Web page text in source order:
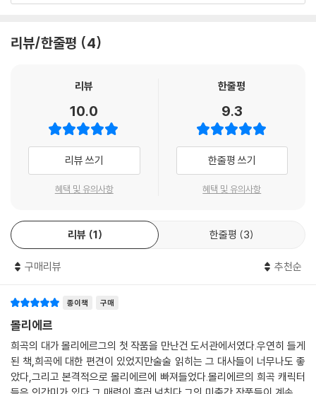
영국에는 셰익스피어가 있고 독일에는 브레히트가 있다면, 프랑스에는 천
공연계에 토니상이 있고 영국 공연계에 올리비에상이 있다면, 프랑스에는
로 사랑받는 몰리에르의 위상을 어느 정도 실감할 수 있다.
오늘날 고전 희극의 대가로 칭송받는 몰리에르는 생전부터 궁정과 대중의
사랑을 한 몸에 받으면서도, 한편으론 끝없는 파격과 논란을 두려워하지
않는 문제적 작가였다. 당시 희극은 연극사에서 중세부터 이어진 대중 소
것으로 취급받던 장르였다. 몰리에르는 웃음을 유발하는 소극의 요소들을
적극 활용하면서도 형식과 내용의 다양한 혁신을 통해 희극을 비극에 버금
가는 위치로 끌어 올렸으며, 「즐겁게 하면서 교훈을 준다」는 고전주의 연극
의 대원칙을 직접 실천해 보였다. 웃음 속에 숨어 있는 신랄한 풍자로 인간
냈다. 이 책에 실린 세 작품 「수전노」, 「남편들의 학교」, 「아내들의 학교」 는
형식으로 연극사를 바꾸고 내용으로 사회 전체를 뒤흔든 그의 가장 강렬한
극의 특징을 한눈에 보여 준다. 특히 「남편들의 학교」는 그동안 국내에 잘
소개되지 않은 작품으로, 이번에 완성도 있는 번역으로 국내 독자들을 만
날 수 있게 되었다. 열린책들에서는 몰리에르의 또 다른 대표작들인 「타르
리뷰/한줄평 4
리뷰
10.0
리뷰 쓰기
혜택 및 유의사항
한줄평
9.3
한줄평 쓰기
혜택 및 유의사항
리뷰 1 한줄평 3
구매리뷰 추천순
종이책 구매
몰리에르
희곡의 대가 몰리에르그의 첫 작품을 만난건 도서관에서였다.우연히 들게
된 책,희곡에 대한 편견이 있었지만술술 읽히는 그 대사들이 너무나도 좋
았다,그리고 본격적으로 몰리에르에 빠져들었다.몰리에르의 희곡 캐릭터